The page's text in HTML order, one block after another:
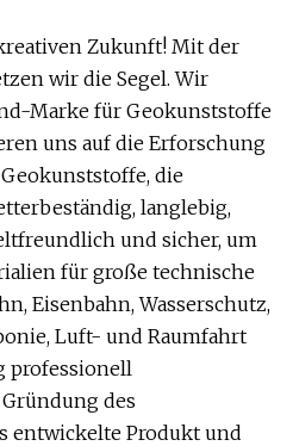
Zukunft! Mit der
wir die Segel. Wir
Marke für Geokunststoffe
uns auf die Erforschung
die
langlebig,
und sicher, um
für große technische
Eisenbahn, Wasserschutz,
Luft- und Raumfahrt
professionell
des
entwickelte Produkt und